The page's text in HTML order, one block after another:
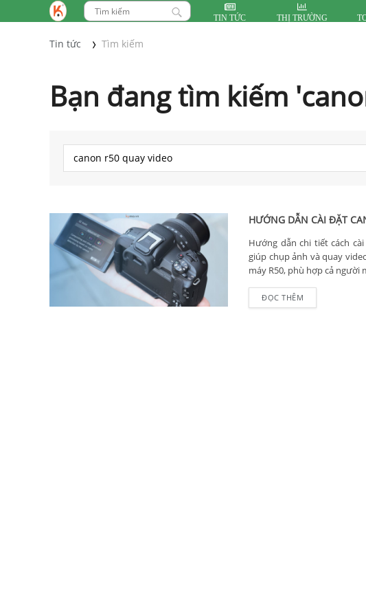
TIN TỨC THỊ TRƯỜNG
Tin tức Tìm kiếm
Bạn đang tìm kiếm
HƯỚNG DẪN CÀI ĐẶT
Hướng dẫn chi tiết cách
giúp chụp ảnh và quay
máy R50, phù hợp cả người
ĐỌC THÊM